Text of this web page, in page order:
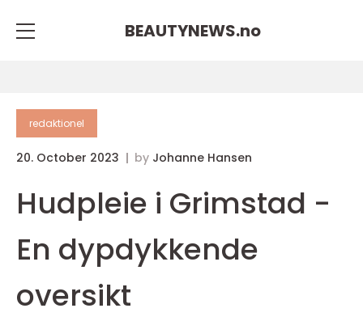
BEAUTYNEWS.no
redaktionel
20. October 2023 by Johanne Hansen
Hudpleie i Grimstad -
En dypdykkende
oversikt